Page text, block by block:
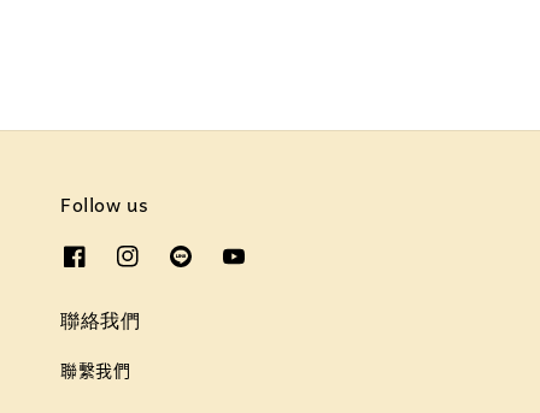
Follow us
聯絡我們
聯繫我們